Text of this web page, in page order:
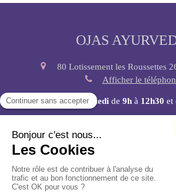
OJAS
80 Lotissement les Roussettes
Afficher le
DuLundiauSamedide 9hà 12h30 et
©2020 OJAS AYURVEDA - Bilan